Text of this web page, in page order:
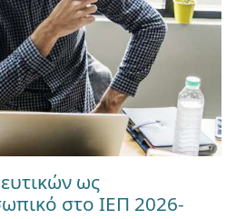
ως
στο ΙΕΠ 2026-